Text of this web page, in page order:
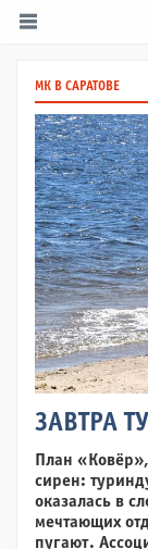
МК В САРАТОВЕ
ЗАВТРА
План
сирен:
оказалась в
мечтающих
пугают.